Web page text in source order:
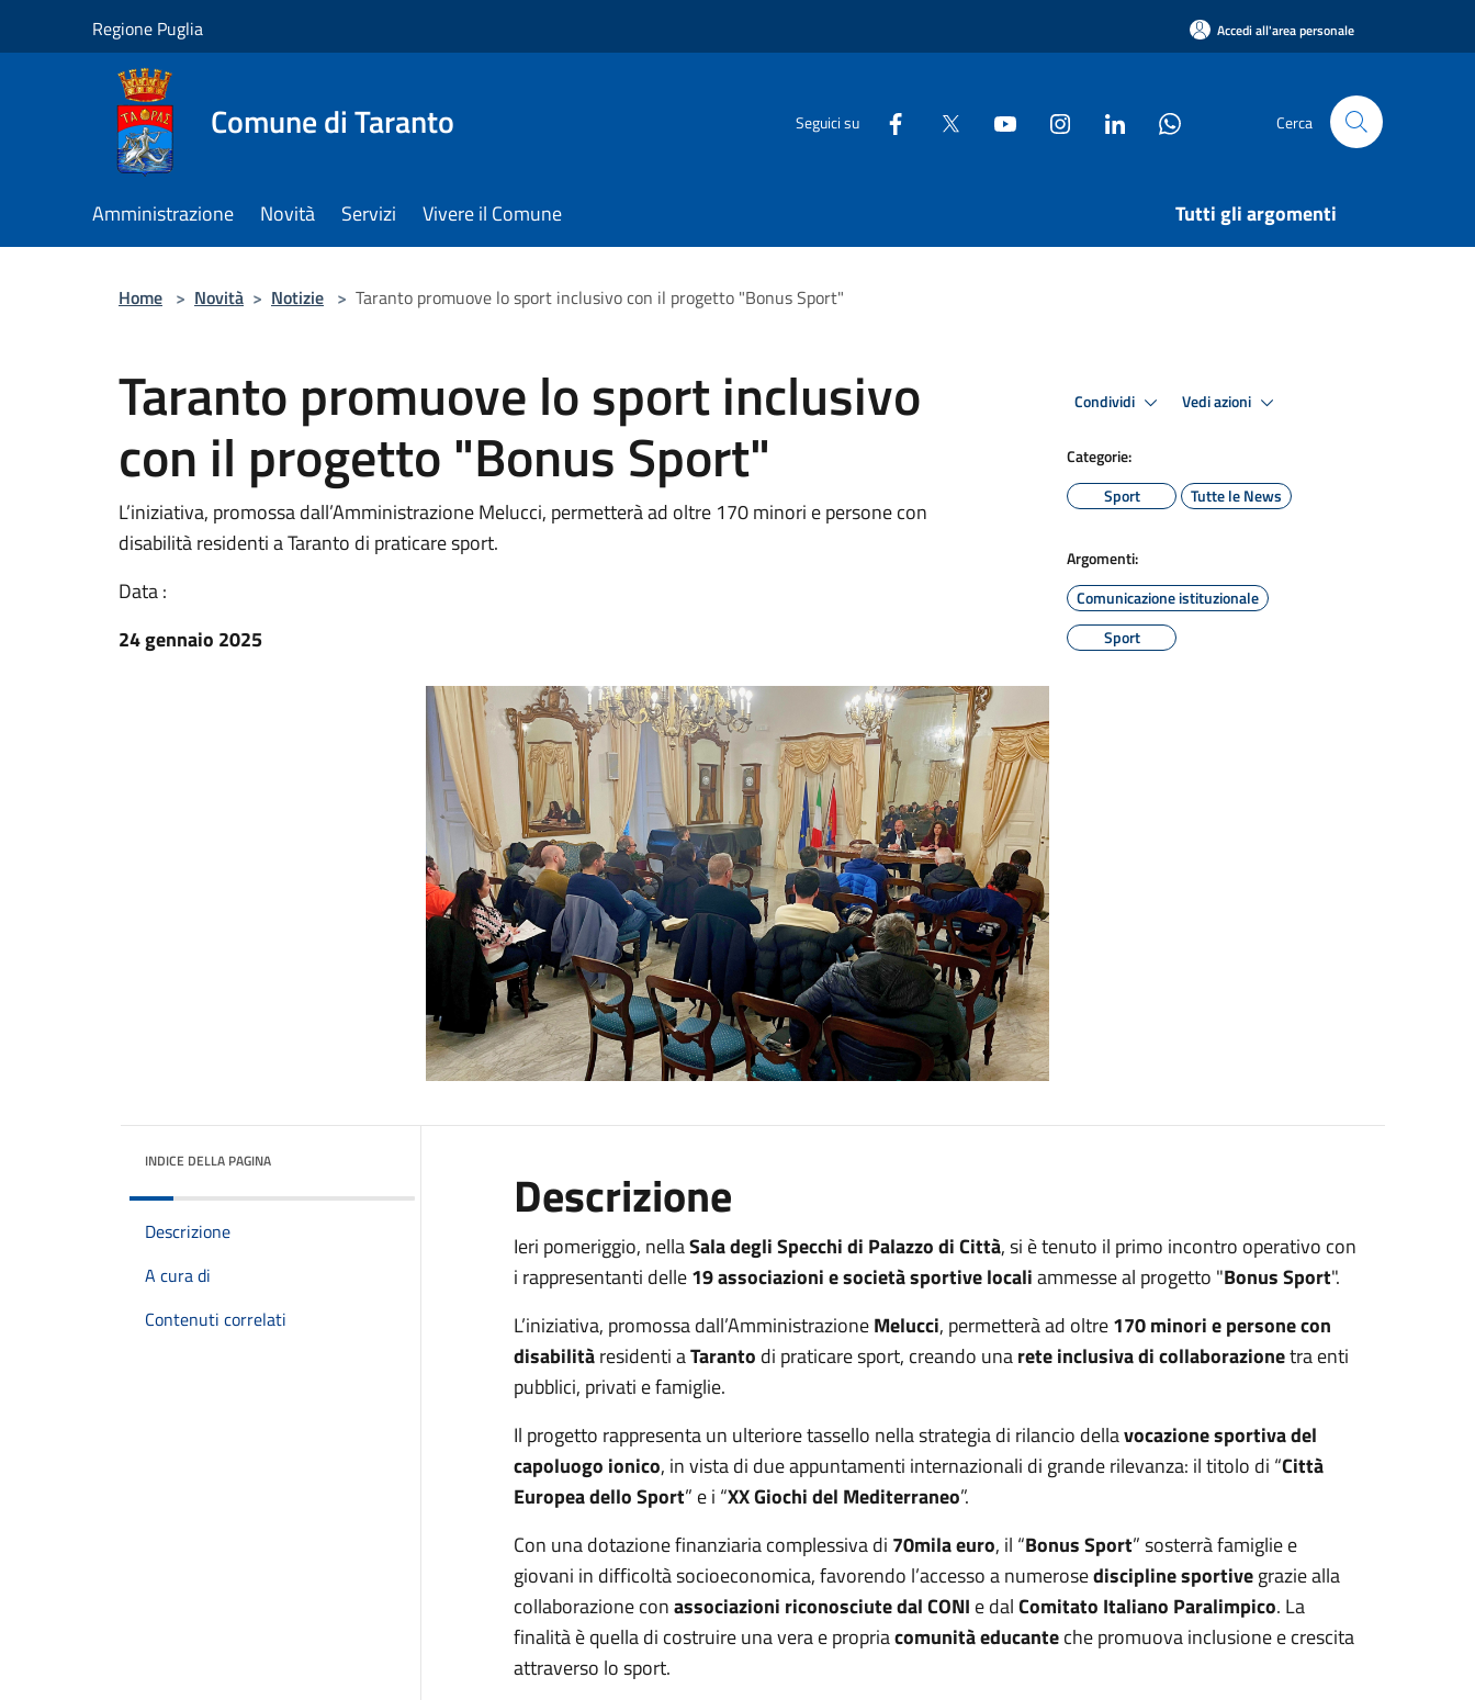
Regione Puglia Accedi all'area personale
Comune di Taranto Seguici su Cerca
Amministrazione Novità Servizi Vivere il Comune Tutti gli argomenti
Home > Novità > Notizie > Taranto promuove lo sport inclusivo con il progetto "Bonus Sport"
Taranto promuove lo sport inclusivo
con il progetto "Bonus Sport"
L’iniziativa, promossa dall’Amministrazione Melucci, permetterà ad oltre 170 minori e persone con
disabilità residenti a Taranto di praticare sport.
Data :
24 gennaio 2025
Condividi Vedi azioni
Categorie:
Sport
Tutte le News
Argomenti:
Comunicazione istituzionale
Sport
INDICE DELLA PAGINA
Descrizione
A cura di
Contenuti correlati
Descrizione
Ieri pomeriggio, nellaSala degli Specchi di Palazzo di Città, si è tenuto il primo incontro operativo con
i rappresentanti delle19 associazioni e società sportive localiammesse al progetto "Bonus Sport".
L’iniziativa, promossa dall’AmministrazioneMelucci, permetterà ad oltre170 minori e persone con
disabilitàresidenti aTaranto di praticare sport, creando unarete inclusiva di collaborazionetra enti
pubblici, privati e famiglie.
Il progetto rappresenta un ulteriore tassello nella strategia di rilancio dellavocazione sportiva del
capoluogo ionico, in vista di due appuntamenti internazionali di grande rilevanza: il titolo di “Città
Europea dello Sport” e i “XX Giochi del Mediterraneo”.
Con una dotazione finanziaria complessiva di 70mila euro, il “Bonus Sport” sosterrà famiglie e
giovani in difficoltà socioeconomica, favorendo l’accesso a numerosediscipline sportivegrazie alla
collaborazione conassociazioni riconosciute dal CONI e dalComitato Italiano Paralimpico. La
finalità è quella di costruire una vera e propriacomunità educanteche promuova inclusione e crescita
attraverso lo sport.